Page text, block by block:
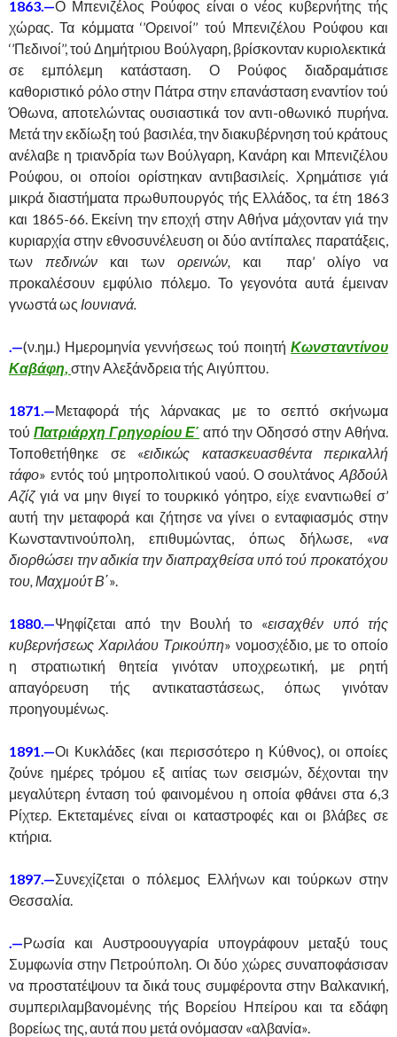
1863.—Ο Μπενιζέλος Ρούφος είναι ο νέος κυβερνήτης τής
χώρας. Τα κόμματα ‘’Ορεινοί’’ τού Μπενιζέλου Ρούφου και
‘’Πεδινοί’’, τού Δημήτριου Βούλγαρη, βρίσκονταν κυριολεκτικά
σε εμπόλεμη κατάσταση. Ο Ρούφος διαδραμάτισε
καθοριστικό ρόλο στην Πάτρα στην επανάσταση εναντίον τού
Όθωνα, αποτελώντας ουσιαστικά τον αντι-οθωνικό πυρήνα.
Μετά την εκδίωξη τού βασιλέα, την διακυβέρνηση τού κράτους
ανέλαβε η τριανδρία των Βούλγαρη, Κανάρη και Μπενιζέλου
Ρούφου, οι οποίοι ορίστηκαν αντιβασιλείς. Χρημάτισε γιά
μικρά διαστήματα πρωθυπουργός τής Ελλάδος, τα έτη 1863
και 1865-66. Εκείνη την εποχή στην Αθήνα μάχονταν γιά την
κυριαρχία στην εθνοσυνέλευση οι δύο αντίπαλες παρατάξεις,
των πεδινών και των ορεινών, και παρ’ ολίγο να
προκαλέσουν εμφύλιο πόλεμο. Το γεγονότα αυτά έμειναν
γνωστά ως Ιουνιανά.
.—(ν.ημ.) Ημερομηνία γεννήσεως τού ποιητή Κωνσταντίνου
Καβάφη, στην Αλεξάνδρεια τής Αιγύπτου.
1871.—Μεταφορά τής λάρνακας με το σεπτό σκήνωμα
τού Πατριάρχη Γρηγορίου Ε΄ από την Οδησσό στην Αθήνα.
Τοποθετήθηκε σε «ειδικώς κατασκευασθέντα περικαλλή
τάφο» εντός τού μητροπολιτικού ναού. Ο σουλτάνος Αβδούλ
Αζίζγιά να μην θιγεί το τουρκικό γόητρο, είχε εναντιωθεί σ’
αυτή την μεταφορά και ζήτησε να γίνει ο ενταφιασμός στην
Κωνσταντινούπολη, επιθυμώντας, όπως δήλωσε, «να
διορθώσει την αδικία την διαπραχθείσα υπό τού προκατόχου
του, Μαχμούτ Β΄».
1880.—Ψηφίζεται από την Βουλή το «εισαχθέν υπό τής
κυβερνήσεως Χαριλάου Τρικούπη» νομοσχέδιο, με το οποίο
η στρατιωτική θητεία γινόταν υποχρεωτική, με ρητή
απαγόρευση τής αντικαταστάσεως, όπως γινόταν
προηγουμένως.
1891.—Οι Κυκλάδες (και περισσότερο η Κύθνος), οι οποίες
ζούνε ημέρες τρόμου εξ αιτίας των σεισμών, δέχονται την
μεγαλύτερη ένταση τού φαινομένου η οποία φθάνει στα 6,3
Ρίχτερ. Εκτεταμένες είναι οι καταστροφές και οι βλάβες σε
κτήρια.
1897.—Συνεχίζεται ο πόλεμος Ελλήνων και τούρκων στην
Θεσσαλία.
.—Ρωσία και Αυστροουγγαρία υπογράφουν μεταξύ τους
Συμφωνία στην Πετρούπολη. Οι δύο χώρες συναποφάσισαν
να προστατέψουν τα δικά τους συμφέροντα στην Βαλκανική,
συμπεριλαμβανομένης τής Βορείου Ηπείρου και τα εδάφη
βορείως της, αυτά που μετά ονόμασαν «αλβανία».